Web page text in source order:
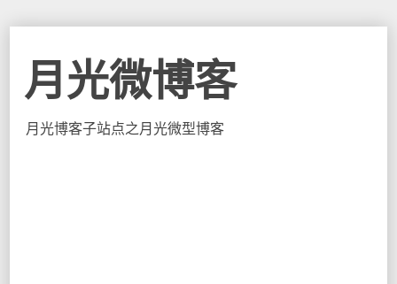
月光微博客
月光博客子站点之月光微型博客